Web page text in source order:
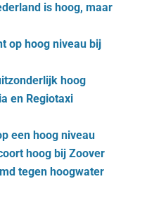
is hoog, maar
op hoog niveau bij
hoog
en Regiotaxi
een hoog niveau
hoog bij Zoover
te­gen hoog­wa­ter